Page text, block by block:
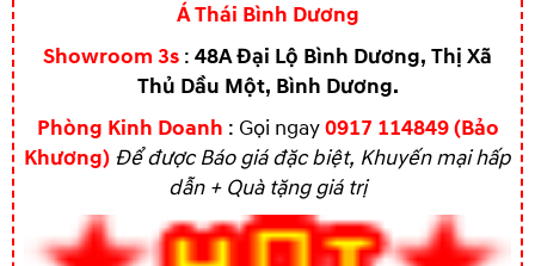
Á Thái Bình Dương
Showroom 3s : 48A Đại Lộ Bình Dương, Thị Xã
Thủ Dầu Một, Bình Dương.
Phòng Kinh Doanh : Gọi ngay0917 114849 (Bảo
Khương) Để được Báo giá đặc biệt, Khuyến mại hấp
dẫn + Quà tặng giá trị